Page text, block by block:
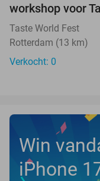
TODAY
workshop voor
Taste World Fest
Rotterdam (13 km)
Verkocht: 0
Win
iPhone